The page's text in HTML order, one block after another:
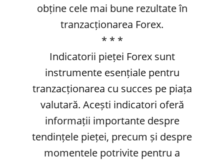
obține cele mai bune rezultate în
tranzacționarea Forex.
* * *
Indicatorii pieței Forex sunt
instrumente esențiale pentru
tranzacționarea cu succes pe piața
valutară. Acești indicatori oferă
informații importante despre
tendințele pieței, precum și despre
momentele potrivite pentru a